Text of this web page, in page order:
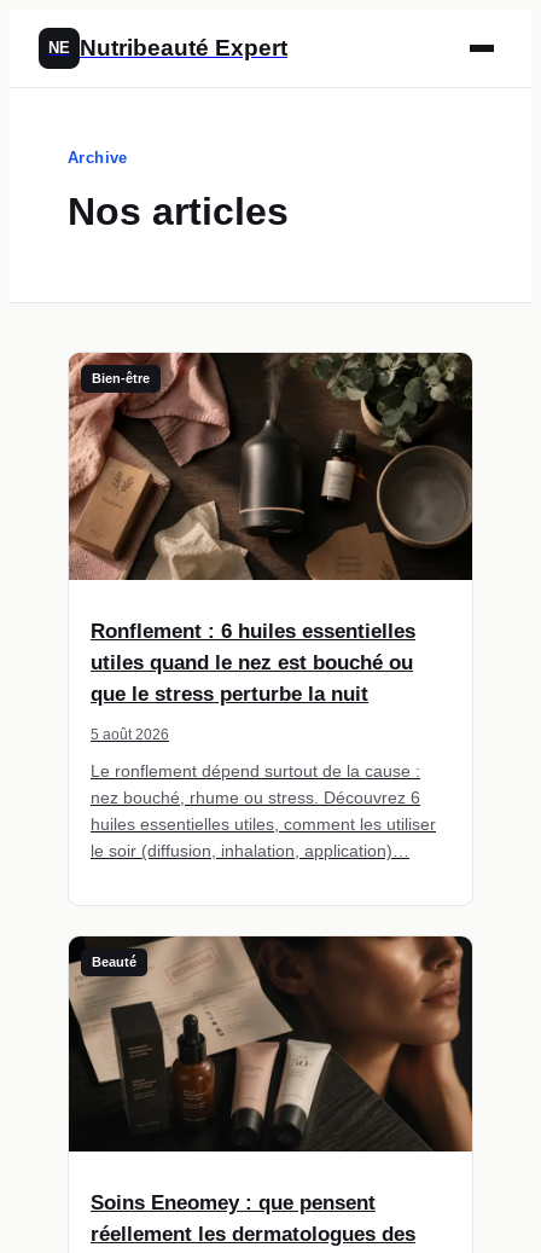
NE Nutribeauté Expert
Archive
Nos articles
Bien-être
Ronflement : 6 huiles essentielles
utiles quand le nez est bouché ou
que le stress perturbe la nuit
5 août 2026
Le ronflement dépend surtout de la cause :
nez bouché, rhume ou stress. Découvrez 6
huiles essentielles utiles, comment les utiliser
le soir (diffusion, inhalation, application)…
Beauté
Soins Eneomey : que pensent
réellement les dermatologues des